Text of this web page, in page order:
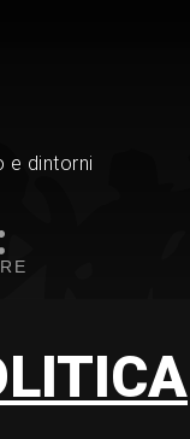
e dintorni